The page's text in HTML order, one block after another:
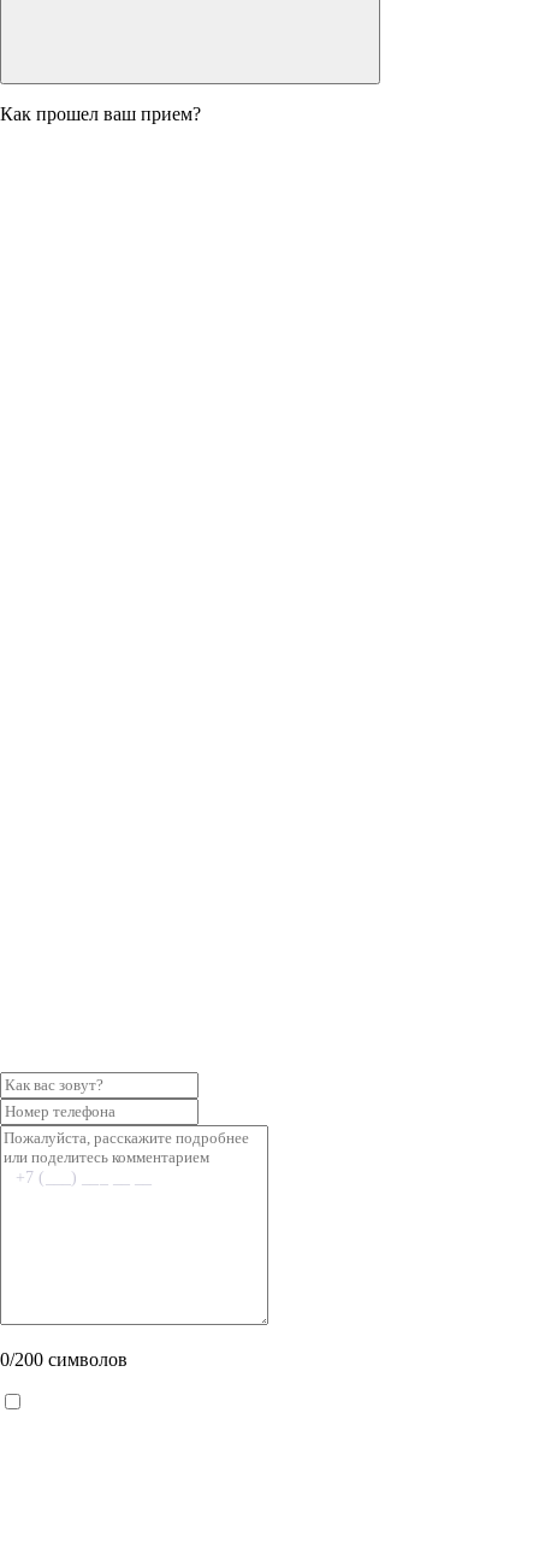
Как прошел ваш прием?
+7 (___) ___ __ __
0/200 символов